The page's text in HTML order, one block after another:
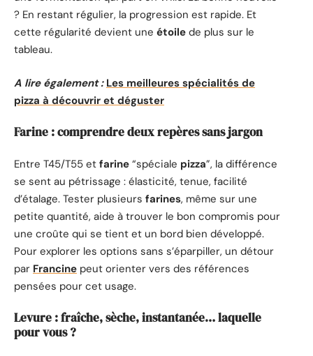
? En restant régulier, la progression est rapide. Et
cette régularité devient une étoile de plus sur le
tableau.
A lire également : Les meilleures spécialités de
pizza à découvrir et déguster
Farine : comprendre deux repères sans jargon
Entre T45/T55 et farine “spéciale pizza”, la différence
se sent au pétrissage : élasticité, tenue, facilité
d’étalage. Tester plusieurs farines, même sur une
petite quantité, aide à trouver le bon compromis pour
une croûte qui se tient et un bord bien développé.
Pour explorer les options sans s’éparpiller, un détour
par Francine peut orienter vers des références
pensées pour cet usage.
Levure : fraîche, sèche, instantanée… laquelle
pour vous ?